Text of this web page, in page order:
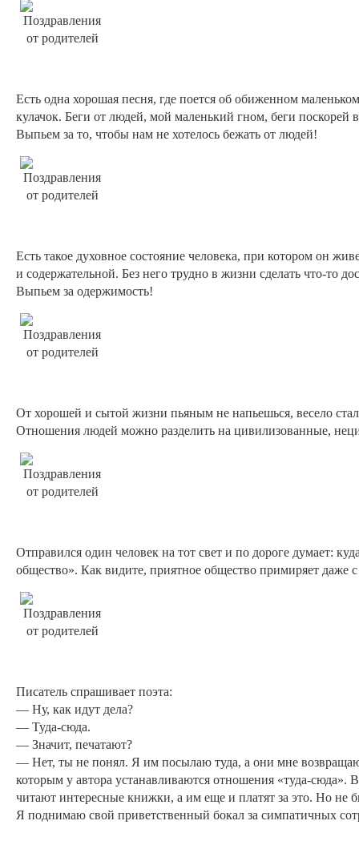
Есть одна хорошая песня, где поется об обиженном
кулачок. Беги от людей, мой маленький гном, беги поскорей
Выпьем за то, чтобы нам не хотелось бежать от людей!
Есть такое духовное состояние человека, при котором он
и содержательной. Без него трудно в жизни сделать что-то
Выпьем за одержимость!
От хорошей и сытой жизни пьяным не напьешься, весело
Отношения людей можно разделить на цивилизованные,
Отправился один человек на тот свет и по дороге думает:
общество». Как видите, приятное общество примиряет даже
Писатель спрашивает поэта:
— Ну, как идут дела?
— Туда-сюда.
— Значит, печатают?
— Нет, ты не понял. Я им посылаю туда, а они мне
которым у автора устанавливаются отношения «туда-
читают интересные книжки, а им еще и платят за это. Но не
Я поднимаю свой приветственный бокал за симпатичных